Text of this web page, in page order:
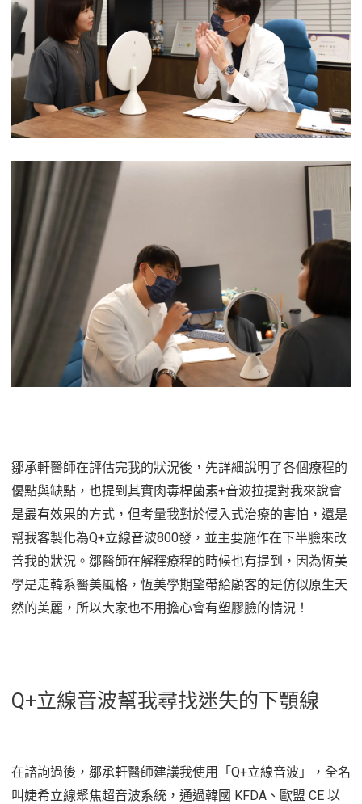
鄒承軒醫師在評估完我的狀況後，先詳細說明了各個療程的
優點與缺點，也提到其實肉毒桿菌素+音波拉提對我來說會
是最有效果的方式，但考量我對於侵入式治療的害怕，還是
幫我客製化為Q+立線音波800發，並主要施作在下半臉來改
善我的狀況。鄒醫師在解釋療程的時候也有提到，因為恆美
學是走韓系醫美風格，恆美學期望帶給顧客的是仿似原生天
然的美麗，所以大家也不用擔心會有塑膠臉的情況！
Q+立線音波幫我尋找迷失的下顎線
在諮詢過後，鄒承軒醫師建議我使用「Q+立線音波」，全名
叫婕希立線聚焦超音波系統，通過韓國 KFDA、歐盟 CE 以